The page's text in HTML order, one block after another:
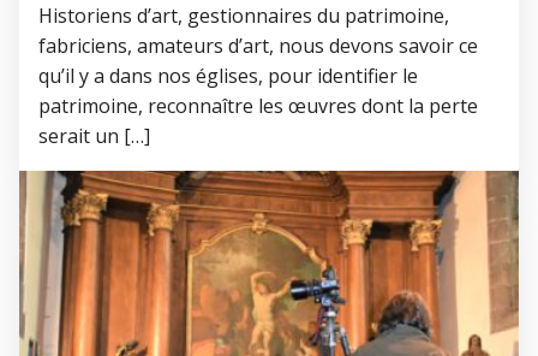
Historiens d’art, gestionnaires du patrimoine,
fabriciens, amateurs d’art, nous devons savoir ce
qu’il y a dans nos églises, pour identifier le
patrimoine, reconnaître les œuvres dont la perte
serait un […]